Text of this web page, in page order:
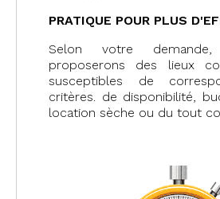
PRATIQUE POUR PLUS
Selon votre
proposerons des lieux
susceptibles de
critères. de disponibilité,
location sèche ou du tout